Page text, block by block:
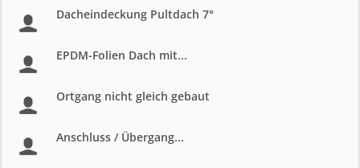
Dacheindeckung Pultdach 7°
EPDM-Folien Dach mit...
Ortgang nicht gleich gebaut
Anschluss / Übergang...